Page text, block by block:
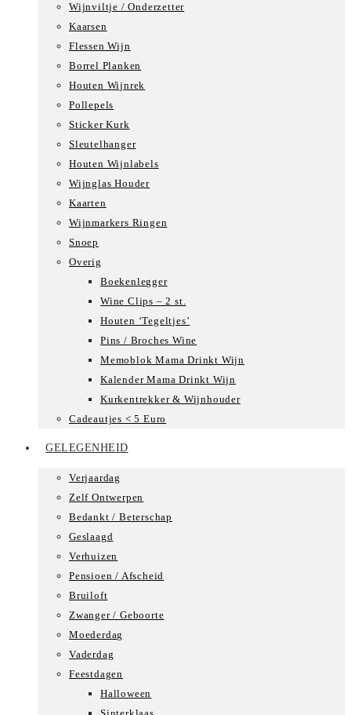
Wijnviltje / Onderzetter
Kaarsen
Flessen Wijn
Borrel Planken
Houten Wijnrek
Pollepels
Sticker Kurk
Sleutelhanger
Houten Wijnlabels
Wijnglas Houder
Kaarten
Wijnmarkers Ringen
Snoep
Overig
Boekenlegger
Wine Clips – 2 st.
Houten ‘Tegeltjes’
Pins / Broches Wine
Memoblok Mama Drinkt Wijn
Kalender Mama Drinkt Wijn
Kurkentrekker & Wijnhouder
Cadeautjes < 5 Euro
GELEGENHEID
Verjaardag
Zelf Ontwerpen
Bedankt / Beterschap
Geslaagd
Verhuizen
Pensioen / Afscheid
Bruiloft
Zwanger / Geboorte
Moederdag
Vaderdag
Feestdagen
Halloween